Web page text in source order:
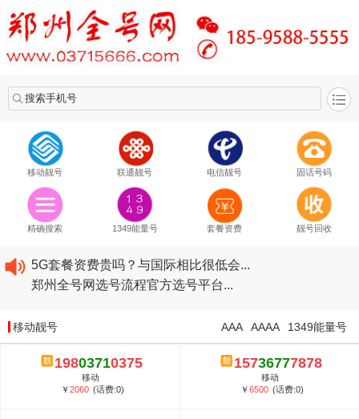
搜索手机号
移动靓号 联通靓号 电信靓号 固话号码
精确搜索 1349能量号 套餐资费 靓号回收
2020​移动最新套餐资费...
2020​联通最新套餐资费...
5G套餐资费贵吗？与国际相比很低会...
郑州全号网选号流程官方选号平台...
2020​联通最新套餐资费...
2020​电信最新套餐资费...
5G套餐资费贵吗？与国际相比很低会...
郑州全号网选号流程官方选号平台...
移动靓号 1349能量号
AAAA
AAA
19803710375
移动
￥2060 (话费:0)
15736777878
移动
￥6500 (话费:0)